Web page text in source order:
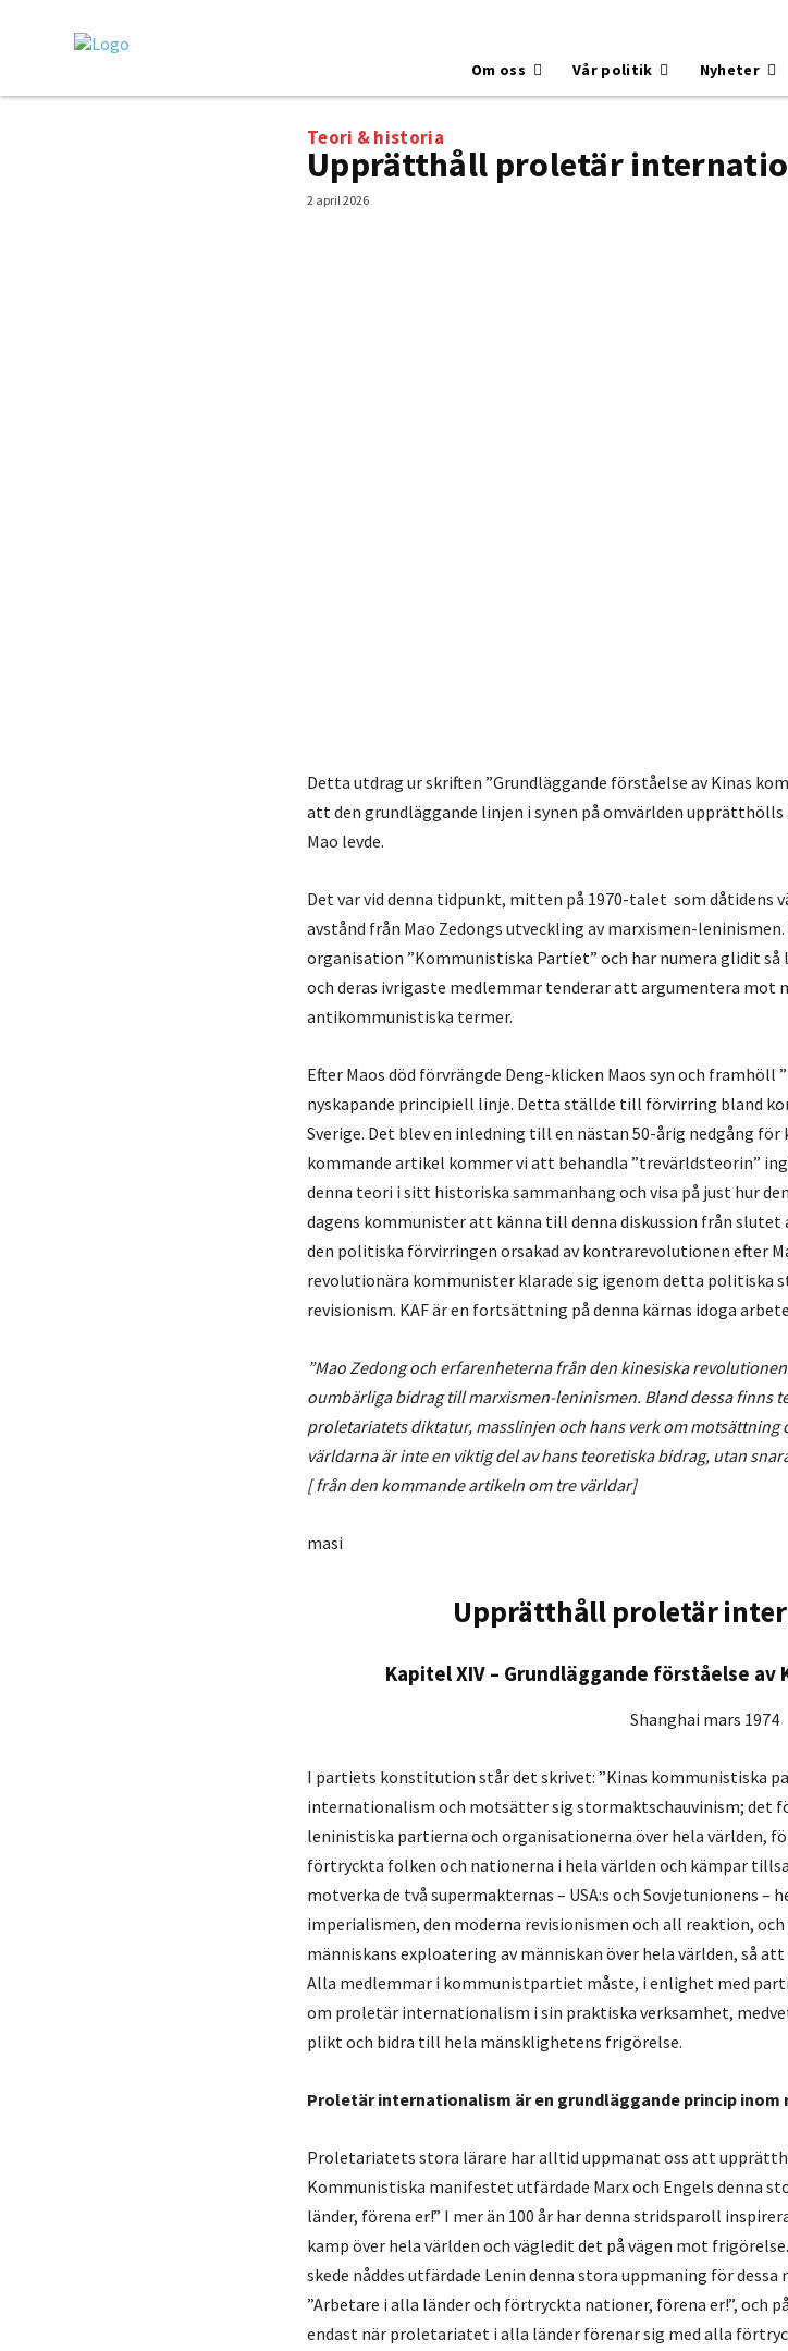
Om oss Vår politik Nyheter
Teori & historia
Upprätthåll proletär
2 april 2026
Detta utdrag ur skriften ”Grundläggande förståelse av Kinas
att den grundläggande linjen i synen på omvärlden upprätthölls
Mao levde.
Det var vid denna tidpunkt, mitten på 1970-talet som dåtidens
avstånd från Mao Zedongs utveckling av marxismen-
organisation ”Kommunistiska Partiet” och har numera glidit så
och deras ivrigaste medlemmar tenderar att argumentera mot
antikommunistiska termer.
Efter Maos död förvrängde Deng-klicken Maos syn och framhöll
nyskapande principiell linje. Detta ställde till förvirring bland
Sverige. Det blev en inledning till en nästan 50-årig nedgång för
kommande artikel kommer vi att behandla ”trevärldsteorin”
denna teori i sitt historiska sammanhang och visa på just hur
dagens kommunister att känna till denna diskussion från slutet
den politiska förvirringen orsakad av kontrarevolutionen efter
revolutionära kommunister klarade sig igenom detta politiska
revisionism. KAF är en fortsättning på denna kärnas idoga
”Mao Zedong och erfarenheterna från den kinesiska
oumbärliga bidrag till marxismen-leninismen. Bland dessa finns
proletariatets diktatur, masslinjen och hans verk om motsättning
världarna är inte en viktig del av hans teoretiska bidrag, utan
[ från den kommande artikeln om tre världar]
masi
Upprätthåll proletär
Kapitel XIV – Grundläggande förståelse av
Shanghai mars 1974
I partiets konstitution står det skrivet: ”Kinas kommunistiska
internationalism och motsätter sig stormaktschauvinism; det
leninistiska partierna och organisationerna över hela världen,
förtryckta folken och nationerna i hela världen och kämpar
motverka de två supermakternas – USA:s och Sovjetunionens
imperialismen, den moderna revisionismen och all reaktion,
människans exploatering av människan över hela världen, så
Alla medlemmar i kommunistpartiet måste, i enlighet med
om proletär internationalism i sin praktiska verksamhet,
plikt och bidra till hela mänsklighetens frigörelse.
Proletär internationalism är en grundläggande princip inom
Proletariatets stora lärare har alltid uppmanat oss att
Kommunistiska manifestet utfärdade Marx och Engels denna
länder, förena er!” I mer än 100 år har denna stridsparoll
kamp över hela världen och vägledit det på vägen mot
skede nåddes utfärdade Lenin denna stora uppmaning för
”Arbetare i alla länder och förtryckta nationer, förena er!”, och
endast när proletariatet i alla länder förenar sig med alla